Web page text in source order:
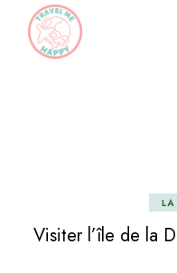
content
Visiter l’île de la